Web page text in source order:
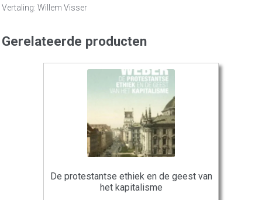
Vertaling: Willem Visser
Gerelateerde producten
De protestantse ethiek en de geest van
het kapitalisme